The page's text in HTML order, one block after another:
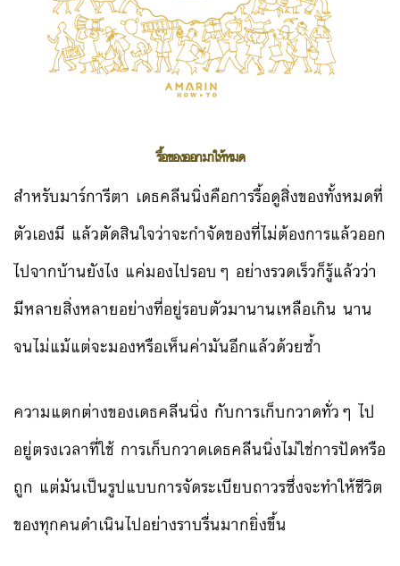
รื้อของออกมาให้หมด
สำหรับมาร์การีตา เดธคลีนนิ่งคือการรื้อดูสิ่งของทั้งหมดที่
ตัวเองมี แล้วตัดสินใจว่าจะกำจัดของที่ไม่ต้องการแล้วออก
ไปจากบ้านยังไง แค่มองไปรอบๆ อย่างรวดเร็วก็รู้แล้วว่า
มีหลายสิ่งหลายอย่างที่อยู่รอบตัวมานานเหลือเกิน นาน
จนไม่แม้แต่จะมองหรือเห็นค่ามันอีกแล้วด้วยซ้ำ
ความแตกต่างของเดธคลีนนิ่ง กับการเก็บกวาดทั่วๆ ไป
อยู่ตรงเวลาที่ใช้ การเก็บกวาดเดธคลีนนิ่งไม่ใช่การปัดหรือ
ถูก แต่มันเป็นรูปแบบการจัดระเบียบถาวรซึ่งจะทำให้ชีวิต
ของทุกคนดำเนินไปอย่างราบรื่นมากยิ่งขึ้น